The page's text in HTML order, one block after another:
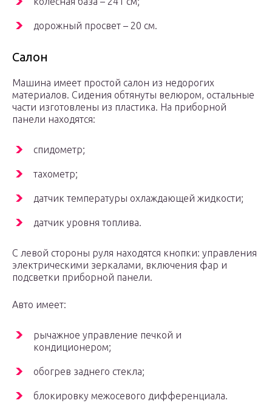
дорожный просвет – 20 см.
Салон
Машина имеет простой салон из недорогих
материалов. Сидения обтянуты велюром, остальные
части изготовлены из пластика. На приборной
панели находятся:
спидометр;
тахометр;
датчик температуры охлаждающей жидкости;
датчик уровня топлива.
С левой стороны руля находятся кнопки: управления
электрическими зеркалами, включения фар и
подсветки приборной панели.
Авто имеет:
рычажное управление печкой и
кондиционером;
обогрев заднего стекла;
блокировку межосевого дифференциала.